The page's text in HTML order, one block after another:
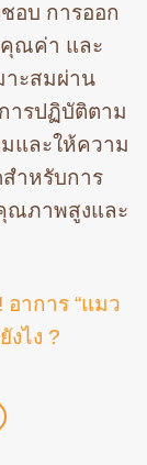
อบ การออก
คุณค่า และ
าะสมผ่าน
ารปฏิบัติตาม
และให้ความ
ำหรับการ
ณภาพสูงและ
อาการ “แมว
ไง ?